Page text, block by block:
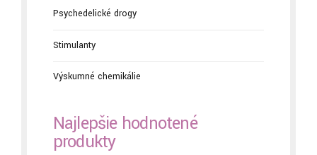
Psychedelické drogy
Stimulanty
Výskumné chemikálie
Najlepšie hodnotené
produkty